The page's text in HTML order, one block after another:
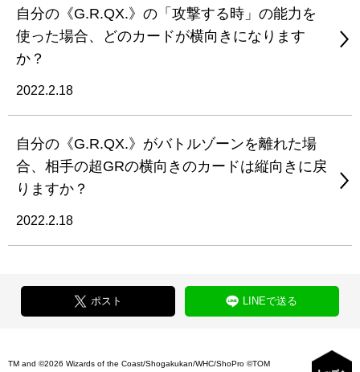
自分の《G.R.QX.》の「攻撃する時」の能力を
使った場合、どのカードが横向きになります
か？
2022.2.18
自分の《G.R.QX.》がバトルゾーンを離れた場
合、相手の超GRの横向きのカードは縦向きに戻
りますか？
2022.2.18
ポスト LINEで送る
TM and ©2026 Wizards of the Coast/Shogakukan/WHC/ShoPro ©TOM